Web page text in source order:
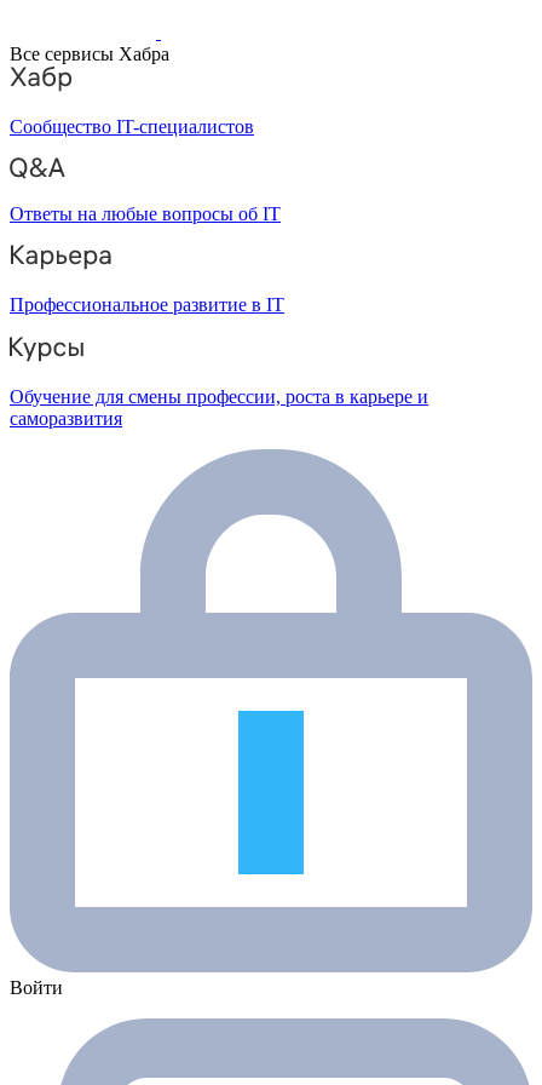
Все сервисы Хабра
Сообщество IT-специалистов
Ответы на любые вопросы об IT
Профессиональное развитие в IT
Обучение для смены профессии, роста в карьере и
саморазвития
Войти